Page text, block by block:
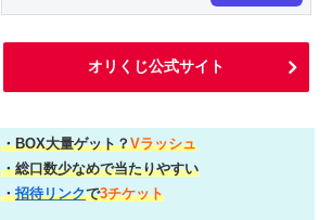
オリくじ公式サイト
・BOX大量ゲット？Vラッシュ
・総口数少なめで当たりやすい
・招待リンクで3チケット